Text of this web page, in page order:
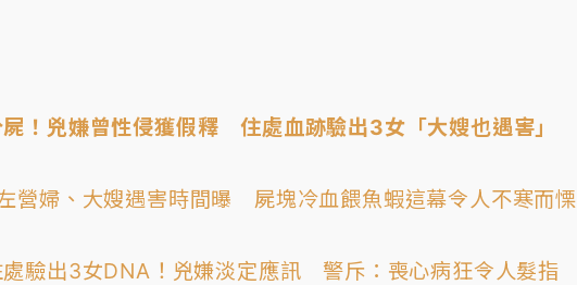
！兇嫌曾性侵獲假釋 住處血跡驗出3女「大嫂也遇害」
營婦、大嫂遇害時間曝 屍塊冷血餵魚蝦這幕令人不寒而慄
處驗出3女DNA！兇嫌淡定應訊 警斥：喪心病狂令人髮指